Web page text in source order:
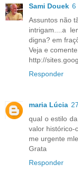
Sami Douek 6
Assuntos não
intrigam....a
digna? em
Veja e
http://
Responder
maria Lúcia
qual o estilo
valor histórico-
me urgente
Grata
Responder